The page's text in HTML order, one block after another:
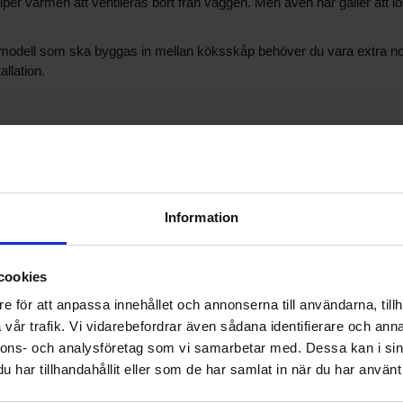
Information
för att anpassa innehållet och annonserna till användarna,
trafik. Vi vidarebefordrar även sådana identifierare och
och analysföretag som vi samarbetar med. Dessa kan i
har tillhandahållit eller som de har samlat in när du har
som ska byggas in mellan köksskåp behöver du vara extra
runt vedspis. Trä, spånskiva, MDF, väggpanel, tapet,
modeller har olika konstruktion, effekt och strålningsvärme.
fram tumstocken innan du beställer. Den lilla detaljen kan spara